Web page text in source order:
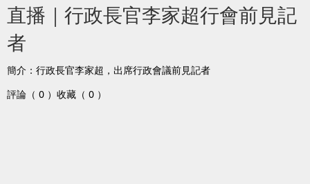
直播｜行政長官李家超行會前見記
者
簡介：行政長官李家超，出席行政會議前見記者
評論（ 0 ） 收藏（ 0 ）